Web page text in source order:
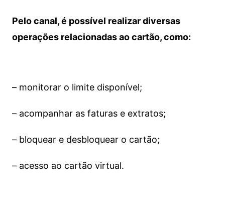
Pelo canal, é possível realizar diversas
operações relacionadas ao cartão, como:
– monitorar o limite disponível;
– acompanhar as faturas e extratos;
– bloquear e desbloquear o cartão;
– acesso ao cartão virtual.